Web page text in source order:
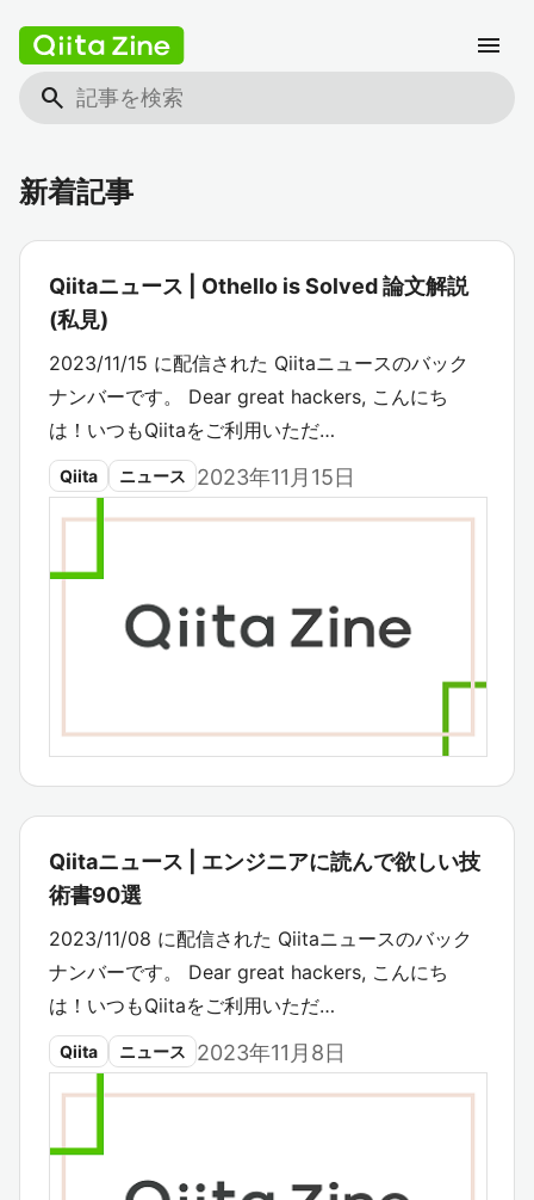
search
menu
新着記事
Qiitaニュース | Othello is Solved 論文解説
(私見)
2023/11/15 に配信された Qiitaニュースのバック
ナンバーです。 Dear great hackers, こんにち
は！いつもQiitaをご利用いただ…
Qiita ニュース 2023年11月15日
Qiitaニュース | エンジニアに読んで欲しい技
術書90選
2023/11/08 に配信された Qiitaニュースのバック
ナンバーです。 Dear great hackers, こんにち
は！いつもQiitaをご利用いただ…
Qiita ニュース 2023年11月8日